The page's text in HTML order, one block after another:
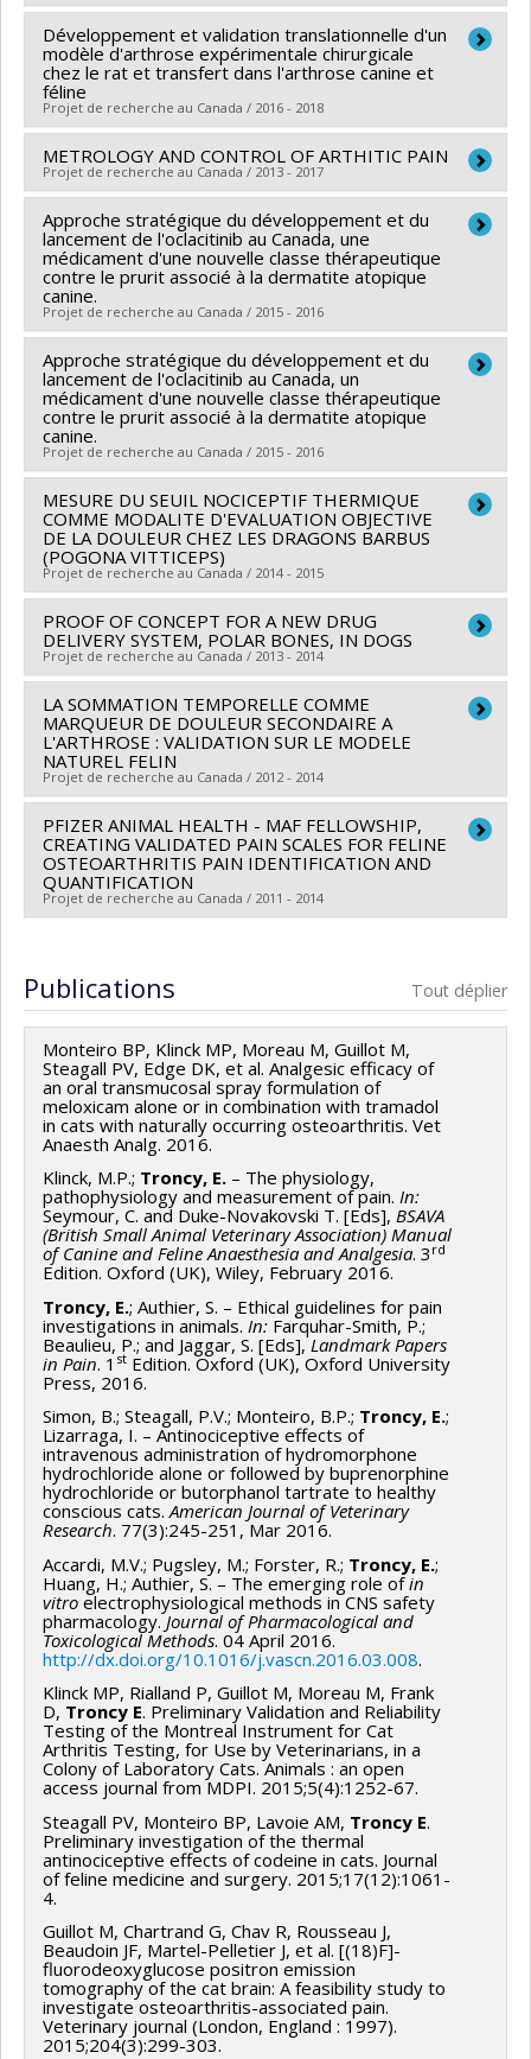
(SNPs) au niveau du gène isotype 1 de la b-tubuline
d’A. caninum, marqueur moléculaire associé au
mécanisme de résistance chez les nématodes contre
les BZs, y compris le FBZ.
Programmes de subvention :PVXXXXXX-Réseaux
thématiques de recherche
Chercheur principal : Éric Troncy
Co-chercheurs : Sylvain Chemtob
Sources de financement :
recherches en sciences naturelles et génie du Canada
(CRSNG)
Programmes de subvention :
Programme de subvention à la découverte individuelle
ou de groupe
Développement et validation translationnelle d'un
modèle d'arthrose expérimentale chirurgicale
chez le rat et transfert dans l'arthrose canine et
féline
Projet de recherche au Canada / 2016 - 2018
Chercheur principal : Éric Troncy
Co-chercheurs : Bertrand Lussier
METROLOGY AND CONTROL OF ARTHITIC PAIN
Projet de recherche au Canada / 2013 - 2017
Chercheur principal : Éric Troncy
Co-chercheurs : Sylvain Chemtob
Approche stratégique du développement et du
lancement de l'oclacitinib au Canada, une
médicament d'une nouvelle classe thérapeutique
contre le prurit associé à la dermatite atopique
canine.
Projet de recherche au Canada / 2015 - 2016
Chercheur principal : Éric Troncy
Sources de financement :MITACS Inc. , Ministère
Économie et Innovation
Programmes de subvention :PVXXXXXX-Stage
Élévation Québec - MITACS , PVXXXXXX-Prog. soutien
rech (PSR v1B): Soutien à des projets rech. (Mitacs)
Approche stratégique du développement et du
lancement de l'oclacitinib au Canada, un
médicament d'une nouvelle classe thérapeutique
contre le prurit associé à la dermatite atopique
canine.
Projet de recherche au Canada / 2015 - 2016
Chercheur principal : Éric Troncy
MESURE DU SEUIL NOCICEPTIF THERMIQUE
COMME MODALITE D'EVALUATION OBJECTIVE
DE LA DOULEUR CHEZ LES DRAGONS BARBUS
(POGONA VITTICEPS)
Projet de recherche au Canada / 2014 - 2015
Chercheur principal : Paulo Steagall
Co-chercheurs : Éric Troncy
Sources de financement :Société zoologique de
Granby
Programmes de subvention :
PROOF OF CONCEPT FOR A NEW DRUG
DELIVERY SYSTEM, POLAR BONES, IN DOGS
Projet de recherche au Canada / 2013 - 2014
Chercheur principal : Éric Troncy
Sources de financement :CRSNG/Conseil de
recherches en sciences naturelles et génie du Canada
(CRSNG) , PRODUITS KOOLPETS INC.
Programmes de subvention :PV128974-(EGP)
Programme de subvention d'engagement partenarial ,
LA SOMMATION TEMPORELLE COMME
MARQUEUR DE DOULEUR SECONDAIRE A
L'ARTHROSE : VALIDATION SUR LE MODELE
NATUREL FELIN
Projet de recherche au Canada / 2012 - 2014
Chercheur principal : Éric Troncy
Co-chercheurs : Roger Lecomte
Sources de financement :
recherches en sciences naturelles et génie du Canada
Programmes de subvention :
Partenariat de recherche / Subvention de recherche
PFIZER ANIMAL HEALTH - MAF FELLOWSHIP,
CREATING VALIDATED PAIN SCALES FOR FELINE
OSTEOARTHRITIS PAIN IDENTIFICATION AND
QUANTIFICATION
Projet de recherche au Canada / 2011 - 2014
Sources de financement :
Programmes de subvention :
Publications Tout déplier
Monteiro BP, Klinck MP, Moreau M, Guillot M,
Steagall PV, Edge DK, et al. Analgesic efficacy of
an oral transmucosal spray formulation of
meloxicam alone or in combination with tramadol
in cats with naturally occurring osteoarthritis. Vet
Anaesth Analg. 2016.
Klinck, M.P.; Troncy, E. – The physiology,
pathophysiology and measurement of pain. In:
Seymour, C. and Duke-Novakovski T. [Eds], BSAVA
(British Small Animal Veterinary Association) Manual
of Canine and Feline Anaesthesia and Analgesia. 3 rd
Edition. Oxford (UK), Wiley, February 2016.
Troncy, E.; Authier, S. – Ethical guidelines for pain
investigations in animals. In: Farquhar-Smith, P.;
Beaulieu, P.; and Jaggar, S. [Eds],Landmark Papers
in Pain. 1 st Edition. Oxford (UK), Oxford University
Press, 2016.
Simon, B.; Steagall, P.V.; Monteiro, B.P.; Troncy, E.;
Lizarraga, I. – Antinociceptive effects of
intravenous administration of hydromorphone
hydrochloride alone or followed by buprenorphine
hydrochloride or butorphanol tartrate to healthy
conscious cats.American Journal of Veterinary
Research. 77(3):245-251, Mar 2016.
Accardi, M.V.; Pugsley, M.; Forster, R.; Troncy, E.;
Huang, H.; Authier, S. – The emerging role ofin
vitro electrophysiological methods in CNS safety
pharmacology.Journal of Pharmacological and
Toxicological Methods. 04 April 2016.
http://dx.doi.org/10.1016/j.vascn.2016.03.008.
Klinck MP, Rialland P, Guillot M, Moreau M, Frank
D, Troncy E. Preliminary Validation and Reliability
Testing of the Montreal Instrument for Cat
Arthritis Testing, for Use by Veterinarians, in a
Colony of Laboratory Cats. Animals : an open
access journal from MDPI. 2015;5(4):1252-67.
Steagall PV, Monteiro BP, Lavoie AM, Troncy E.
Preliminary investigation of the thermal
antinociceptive effects of codeine in cats. Journal
of feline medicine and surgery. 2015;17(12):1061-
4.
Guillot M, Chartrand G, Chav R, Rousseau J,
Beaudoin JF, Martel-Pelletier J, et al. [(18)F]-
fluorodeoxyglucose positron emission
tomography of the cat brain: A feasibility study to
investigate osteoarthritis-associated pain.
Veterinary journal (London, England : 1997).
2015;204(3):299-303.